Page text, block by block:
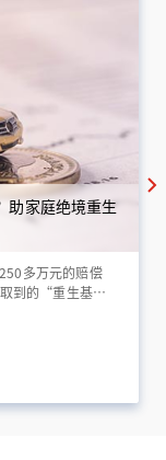
家庭绝境重生
多万元的赔偿
到的“重生基